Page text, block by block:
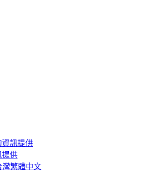
資訊提供
提供
灣繁體中文